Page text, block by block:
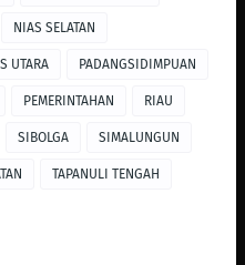
NIAS SELATAN
UTARA PADANGSIDIMPUAN
PEMERINTAHAN RIAU
SIBOLGA SIMALUNGUN
TAPANULI TENGAH